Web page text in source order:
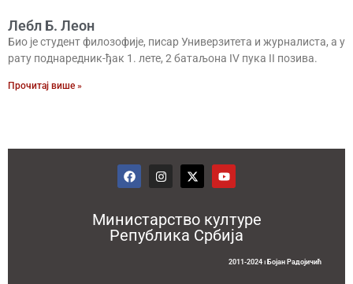
Лебл Б. Леон
Био је студент филозофије, писар Универзитета и журналиста, а у
рату поднаредник-ђак 1. лете, 2 батаљона IV пука II позива.
Прочитај више »
Министарство културе
Република Србија
2011-2024 ⏐ Бојан Радојичић